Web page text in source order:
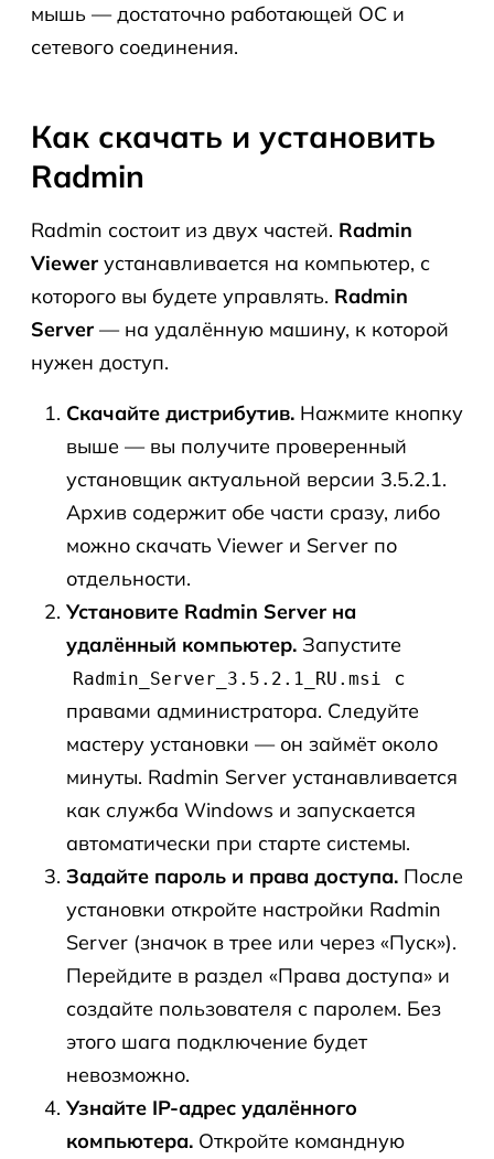
мышь — достаточно работающей ОС и
сетевого соединения.
Как скачать и установить
Radmin
Radmin состоит из двух частей. Radmin
Viewer устанавливается на компьютер, с
которого вы будете управлять. Radmin
Server — на удалённую машину, к которой
нужен доступ.
Скачайте дистрибутив. Нажмите кнопку
выше — вы получите проверенный
установщик актуальной версии 3.5.2.1.
Архив содержит обе части сразу, либо
можно скачать Viewer и Server по
отдельности.
Установите Radmin Server на
удалённый компьютер. Запустите
Radmin_Server_3.5.2.1_RU.msi
с
правами администратора. Следуйте
мастеру установки — он займёт около
минуты. Radmin Server устанавливается
как служба Windows и запускается
автоматически при старте системы.
Задайте пароль и права доступа. После
установки откройте настройки Radmin
Server (значок в трее или через «Пуск»).
Перейдите в раздел «Права доступа» и
создайте пользователя с паролем. Без
этого шага подключение будет
невозможно.
Узнайте IP-адрес удалённого
компьютера. Откройте командную